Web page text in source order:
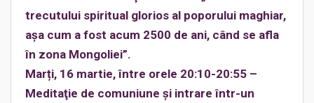
trecutului spiritual glorios al poporului maghiar,
aşa cum a fost acum 2500 de ani, când se afla
în zona Mongoliei”.
Marți, 16 martie, între orele 20:10-20:55 –
Meditaţie de comuniune și intrare într-un